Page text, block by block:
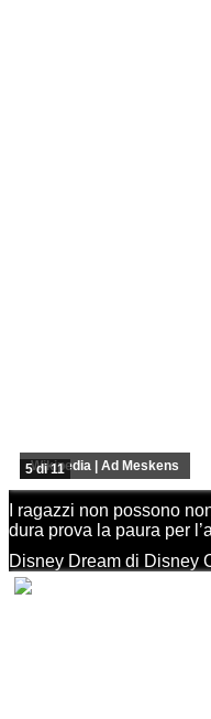
Wikipedia | Ad Meskens
5 di 11
I ragazzi non possono
dura prova la paura per
Disney Dream di Disney